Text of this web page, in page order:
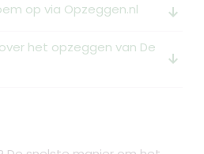
op via Opzeggen.nl arrow_downward_alt
het opzeggen van De
arrow_downward_alt